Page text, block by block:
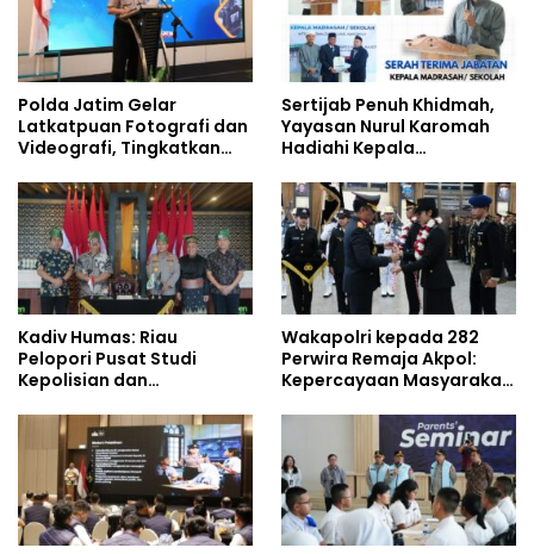
Polda Jatim Gelar
Latkatpuan Fotografi dan
Videografi, Tingkatkan
Era Digital
Sertijab Penuh Khidmah,
Yayasan Nurul Karomah
Hadiahi Kepala
Umrah
Kadiv Humas: Riau
Pelopori Pusat Studi
Kepolisian dan
Policing Masuki Babak
Wakapolri kepada 282
Perwira Remaja Akpol:
Kepercayaan Masyarakat